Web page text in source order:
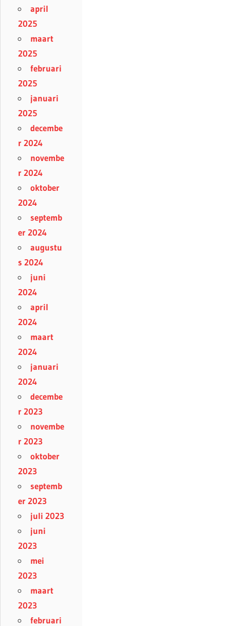
april
2025
maart
2025
februari
2025
januari
2025
decembe
r 2024
novembe
r 2024
oktober
2024
septemb
er 2024
augustu
s 2024
juni
2024
april
2024
maart
2024
januari
2024
decembe
r 2023
novembe
r 2023
oktober
2023
septemb
er 2023
juli 2023
juni
2023
mei
2023
maart
2023
februari